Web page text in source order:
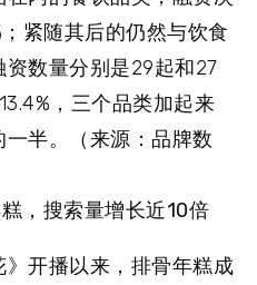
紧随其后的仍然与饮食
数量分别是29起和27
，三个品类加起来
半。（来源：品牌数
，搜索量增长近10倍
开播以来，排骨年糕成